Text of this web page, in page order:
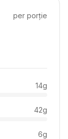
per porție
14g
42g
6g